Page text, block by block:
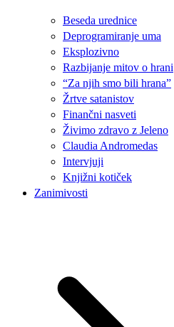
Beseda urednice
Deprogramiranje uma
Eksplozivno
Razbijanje mitov o hrani
“Za njih smo bili hrana”
Žrtve satanistov
Finančni nasveti
Živimo zdravo z Jeleno
Claudia Andromedas
Intervjuji
Knjižni kotiček
Zanimivosti